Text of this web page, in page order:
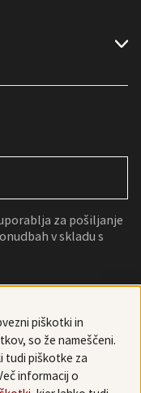
za pošiljanje
v skladu s
piškotki in
so že nameščeni.
tudi piškotke za
informacij o